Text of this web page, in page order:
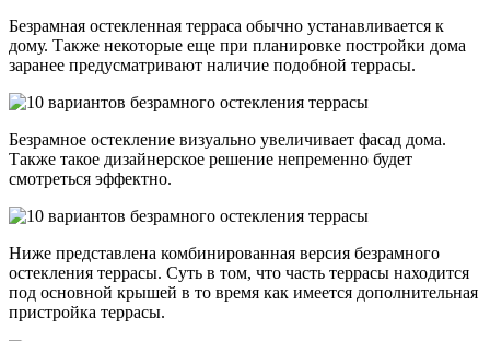
Безрамная остекленная терраса обычно устанавливается к
дому. Также некоторые еще при планировке постройки дома
заранее предусматривают наличие подобной террасы.
Безрамное остекление визуально увеличивает фасад дома.
Также такое дизайнерское решение непременно будет
смотреться эффектно.
Ниже представлена комбинированная версия безрамного
остекления террасы. Суть в том, что часть террасы находится
под основной крышей в то время как имеется дополнительная
пристройка террасы.